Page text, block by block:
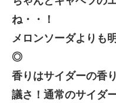
ね・・！
メロンソーダよりも
◎
香りはサイダーの香
議さ！通常のサイダ